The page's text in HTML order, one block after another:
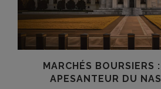
MARCHÉS BOURSIERS
APESANTEUR DU